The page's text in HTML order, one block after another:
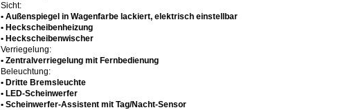
Sicht:
• Außenspiegel in Wagenfarbe lackiert, elektrisch einstellbar
• Heckscheibenheizung
• Heckscheibenwischer
Verriegelung:
• Zentralverriegelung mit Fernbedienung
Beleuchtung:
• Dritte Bremsleuchte
• LED-Scheinwerfer
• Scheinwerfer-Assistent mit Tag/Nacht-Sensor